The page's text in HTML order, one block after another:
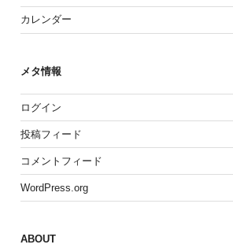
カレンダー
メタ情報
ログイン
投稿フィード
コメントフィード
WordPress.org
ABOUT